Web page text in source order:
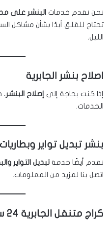
نحن نقدم خدمات البنشر على مدار 24
تحتاج للقلق أبدًا بشأن مشاكل
الليل.
اصلاح بنشر الجابرية
إذا كنت بحاجة إلى إصلاح البنشر،
الخدمات.
بنشر تبديل تواير وبطاريات
نقدم أيضًا خدمةتبديل التواير
اتصل بنا لمزيد من المعلومات.
كراج متنقل الجابرية 24 ساعة